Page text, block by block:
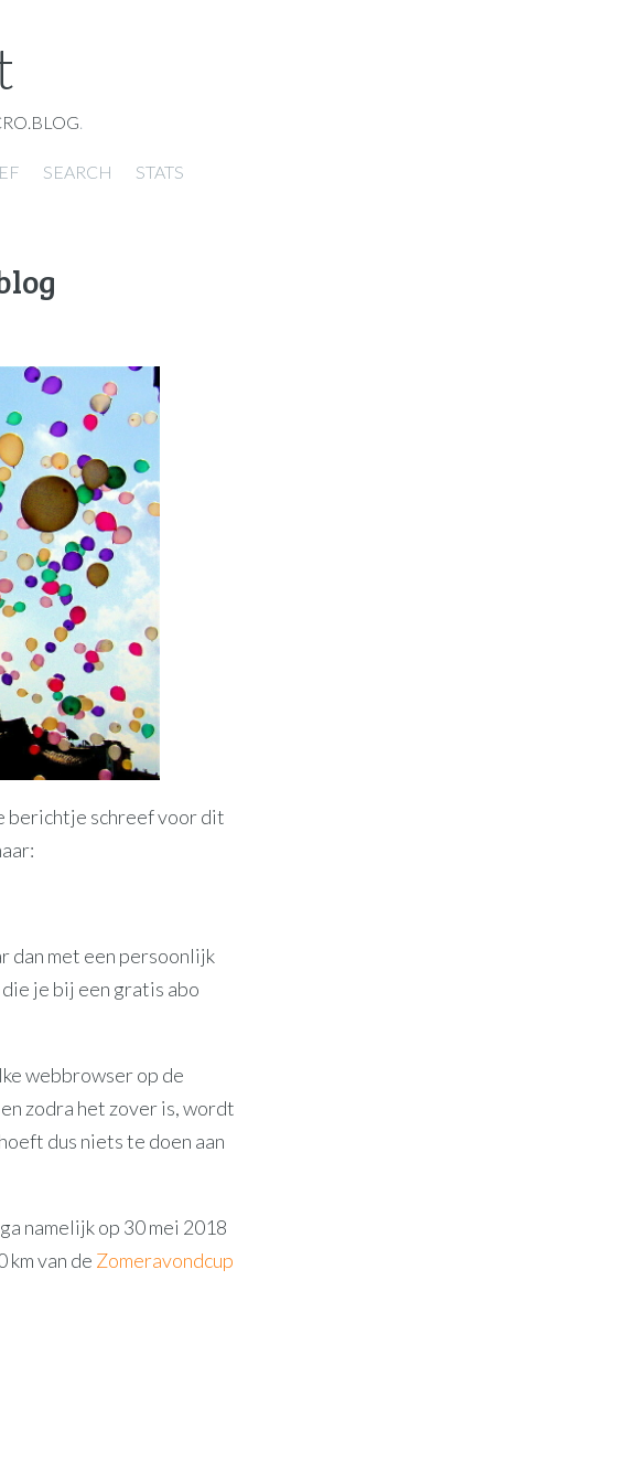
.
SEARCH STATS
berichtje schreef voor dit
dan met een persoonlijk
je bij een gratis abo
webbrowser op de
zodra het zover is, wordt
dus niets te doen aan
namelijk op 30 mei 2018
van de Zomeravondcup